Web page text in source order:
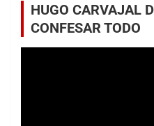
HUGO CARVAJAL
CONFESAR TODO